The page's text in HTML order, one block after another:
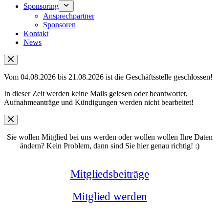
Sponsoring
Ansprechpartner
Sponsoren
Kontakt
News
Vom 04.08.2026 bis 21.08.2026 ist die Geschäftsstelle geschlossen!
In dieser Zeit werden keine Mails gelesen oder beantwortet,
Aufnahmeanträge und Kündigungen werden nicht bearbeitet!
Sie wollen Mitglied bei uns werden oder wollen wollen Ihre Daten
ändern? Kein Problem, dann sind Sie hier genau richtig! :)
Mitgliedsbeiträge
Mitglied werden